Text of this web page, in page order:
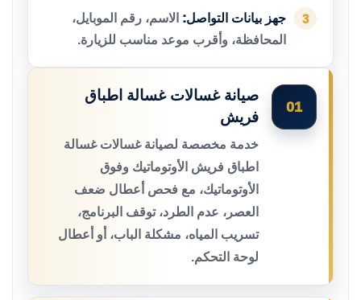
3 جهز بيانات التواصل: الاسم، رقم الموبايل،
المحافظة، وأقرب موعد مناسب للزيارة.
01
صيانة غسالات غسالة اطباق
فريش
خدمة مخصصة لصيانة غسالات غسالة
اطباق فريش الأوتوماتيك وفوق
الأوتوماتيك، مع فحص أعطال ضعف
العصر، عدم الطرد، توقف البرنامج،
تسريب المياه، مشكلة الباب، أو أعطال
لوحة التحكم.